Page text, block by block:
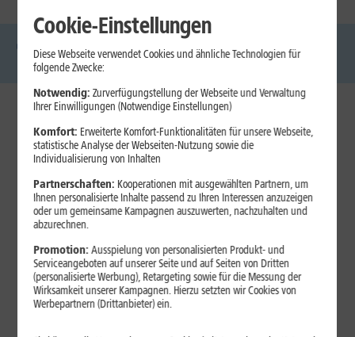
Glasfaser Internet Handys
Mobilfunk-
Laptops
1&1 Internet
Jetzt unterbrechungsfrei ins sehr gute Netz wechseln.
Ohne doppelte Kosten.*
Cookie-Einstellungen
Diese Webseite verwendet Cookies und ähnliche Technologien für
folgende Zwecke:
Notwendig: Zurverfügungstellung der Webseite und Verwaltung
Ihrer Einwilligungen (Notwendige Einstellungen)
Komfort: Erweiterte Komfort-Funktionalitäten für unsere Webseite,
statistische Analyse der Webseiten-Nutzung sowie die
Individualisierung von Inhalten
Partnerschaften: Kooperationen mit ausgewählten Partnern, um
Ihnen personalisierte Inhalte passend zu Ihren Interessen anzuzeigen
oder um gemeinsame Kampagnen auszuwerten, nachzuhalten und
abzurechnen.
Promotion:Ausspielung von personalisierten Produkt- und
Serviceangeboten auf unserer Seite und auf Seiten von Dritten
(personalisierte Werbung), Retargeting sowie für die Messung der
Wirksamkeit unserer Kampagnen. Hierzu setzten wir Cookies von
Werbepartnern (Drittanbieter) ein.